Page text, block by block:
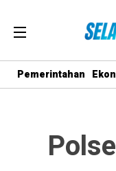
Pemerintahan